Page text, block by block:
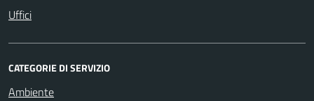
Uffici
CATEGORIE DI SERVIZIO
Ambiente